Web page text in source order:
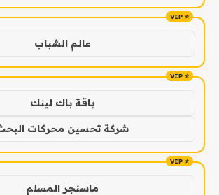
عالم الشباب
باقة باك لينك
شركة تحسين محركات
ماسنجر المسلم